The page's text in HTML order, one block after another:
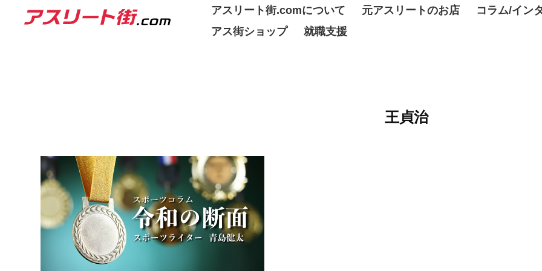
アスリート街.comについて 元アスリートのお店
コラム/イン
アス街ショップ
就職支援
王貞治